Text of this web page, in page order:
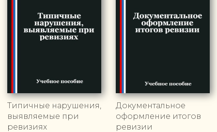
Типичные нарушения,
выявляемые при
ревизиях
Документальное
оформление итогов
ревизии